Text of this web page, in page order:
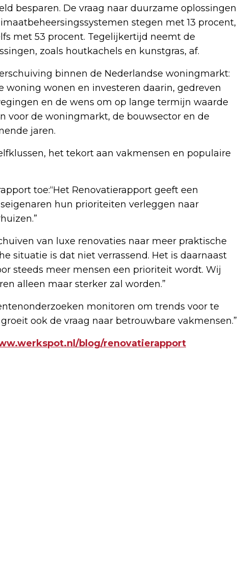
besparen. De vraag naar duurzame oplossingen
stegen met 13 procent,
met 53 procent. Tegelijkertijd neemt de
zoals houtkachels en kunstgras, af.
binnen de Nederlandse woningmarkt:
wonen en investeren daarin, gedreven
en de wens om op lange termijn waarde
voor de woningmarkt, de bouwsector en de
jaren.
het tekort aan vakmensen en populaire
toe:“Het Renovatierapport geeft een
hun prioriteiten verleggen naar
van luxe renovaties naar meer praktische
situatie is dat niet verrassend. Het is daarnaast
steeds meer mensen een prioriteit wordt. Wij
alleen maar sterker zal worden.”
monitoren om trends voor te
ook de vraag naar betrouwbare vakmensen.”
blog/renovatierapport